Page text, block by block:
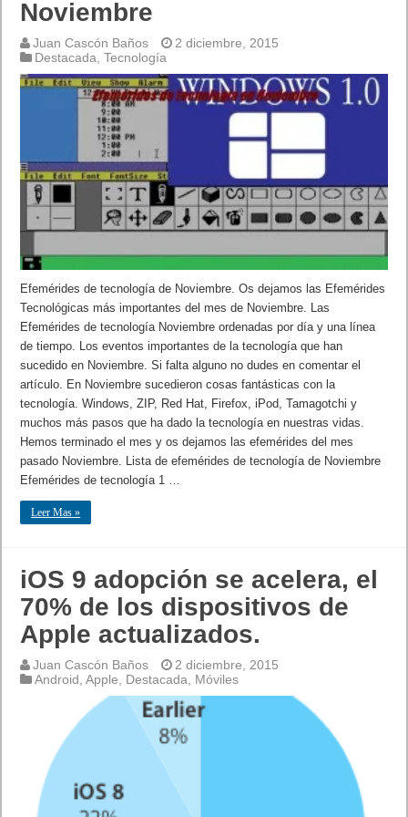
Noviembre
Juan Cascón Baños
2 diciembre, 2015
Destacada,Tecnología
Efemérides de tecnología de Noviembre. Os dejamos las Efemérides
Tecnológicas más importantes del mes de Noviembre. Las
Efemérides de tecnología Noviembre ordenadas por día y una línea
de tiempo. Los eventos importantes de la tecnología que han
sucedido en Noviembre. Si falta alguno no dudes en comentar el
artículo. En Noviembre sucedieron cosas fantásticas con la
tecnología. Windows, ZIP, Red Hat, Firefox, iPod, Tamagotchi y
muchos más pasos que ha dado la tecnología en nuestras vidas.
Hemos terminado el mes y os dejamos las efemérides del mes
pasado Noviembre. Lista de efemérides de tecnología de Noviembre
Efemérides de tecnología 1 …
Leer Mas »
iOS 9 adopción se acelera, el
70% de los dispositivos de
Apple actualizados.
Juan Cascón Baños
2 diciembre, 2015
Android ,Apple Destacada Móviles